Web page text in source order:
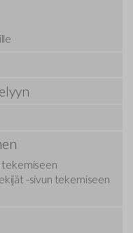
tekemiseen
-sivun tekemiseen